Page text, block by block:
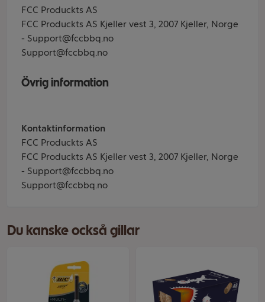
FCC Produckts AS
FCC Produckts AS Kjeller vest 3, 2007 Kjeller, Norge
- Support@fccbbq.no
Support@fccbbq.no
Övrig information
Kontaktinformation
FCC Produckts AS
FCC Produckts AS Kjeller vest 3, 2007 Kjeller, Norge
- Support@fccbbq.no
Support@fccbbq.no
Du kanske också gillar